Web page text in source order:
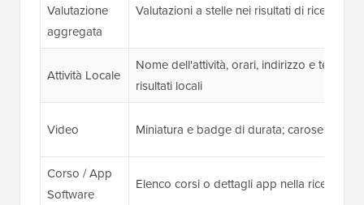
Valutazione
aggregata
Valutazioni a stelle nei risultati di ricerca
Attività Locale
Nome dell'attività, orari, indirizzo e
risultati locali
Video Miniatura e badge di durata; carosello
Corso / App
Software
Elenco corsi o dettagli app nella ricerca